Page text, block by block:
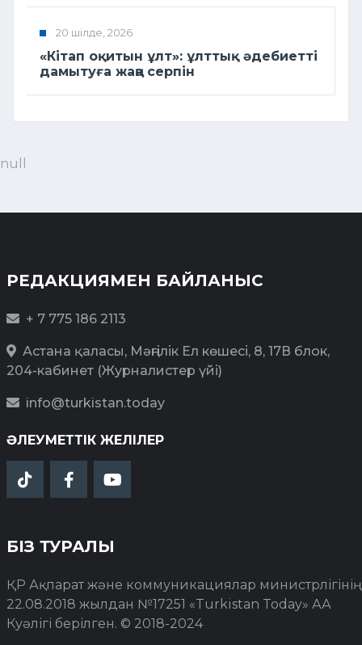
20 шілде, 2026
«Кітап оқитын ұлт»: ұлттық әдебиетті
дамытуға жаңа серпін
null
РЕДАКЦИЯМЕН БАЙЛАНЫС
+ 7 775 186 2113
Астана қаласы, Мәңгілік Ел көшесі, 8, 17В блок,
204-кабинет (Журналистер үйі)
info@turkistan.today
ӘЛЕУМЕТТІК ЖЕЛІЛЕР
БІЗ ТУРАЛЫ
ҚР Ақпарат және коммуникациялар министрлігінің
22.08.2018 жылдан №17251 «Turkistan Today» АА
Куәлігі берілген. © 2018-2024